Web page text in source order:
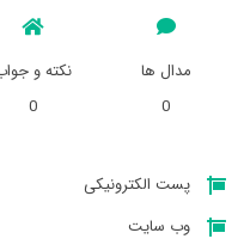
مدال ها
0
نکته و
0
پست الکترونیکی
وب سایت